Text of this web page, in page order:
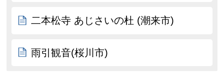
二本松寺 あじさいの杜 (潮来市)
雨引観音(桜川市)